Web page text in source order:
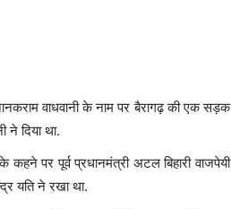
वाधवानी के नाम पर बैरागढ़ की एक सड़क
ने दिया था.
पर पूर्व प्रधानमंत्री अटल बिहारी वाजपेयी
यति ने रखा था.